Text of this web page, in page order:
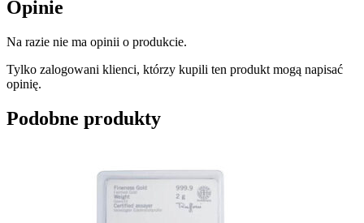
Opinie
Na razie nie ma opinii o produkcie.
Tylko zalogowani klienci, którzy kupili ten produkt mogą napisać
opinię.
Podobne produkty